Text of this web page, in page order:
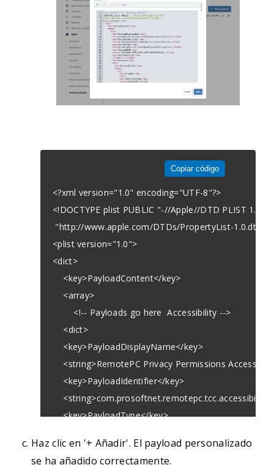
<?xml version="1.0" encoding="UTF-8"?>
<!DOCTYPE plist PUBLIC "-//Apple//DTD PLIST 1.0//
"http://www.apple.com/DTDs/PropertyList-1.0.dtd">
<plist version="1.0">
<dict>
    <key>PayloadContent</key>
    <array>
        <!-- Payloads go here  Accessibility -->
    <dict>
    <key>PayloadDisplayName</key>
<string>RemotePC Privacy Permissions
    <key>PayloadIdentifier</key>
    <key>PayloadType</key>
    <key>PayloadUUID</key>
<string>C54FE096-EFF9-4E34-A1E6-
Copiar código
Haz clic en '+ Añadir'. El payload personalizado
se ha añadido correctamente.